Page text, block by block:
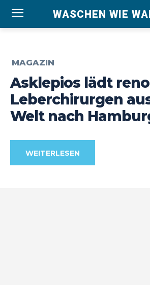
WASCHEN WIE
MAGAZIN
Asklepios lädt
Leberchirurgen
Welt nach
WEITERLESEN